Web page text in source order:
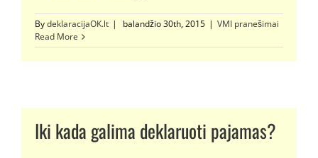
BydeklaracijaOK.lt | balandžio 30th, 2015 | VMI pranešimai
Read More
Iki kada galima deklaruoti pajamas?